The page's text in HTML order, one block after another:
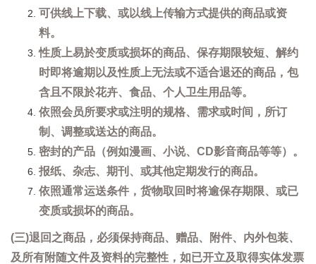
可供线上下载、或以线上传输方式提供的商品或资
料。
性质上易於变质或损坏的商品、保存期限较短、解约
时即将逾期以及性质上无法或不适合退还的商品，包
含且不限於花卉、食品、个人卫生用品等。
依照会员所要求或注明的规格、需求或时间，所订
制、调整或送达的商品。
密封的产品（例如漫画、小说、CD影音商品等等）。
报纸、杂志、期刊、或其他定期发行的商品。
依照通常运送条件，货物取回时将逾保存期限、或已
变质或损坏的商品。
(三)退回之商品，必须保持商品、赠品、附件、内外包装、
及所有附随文件及资料的完整性，如已开立及取得实体发票